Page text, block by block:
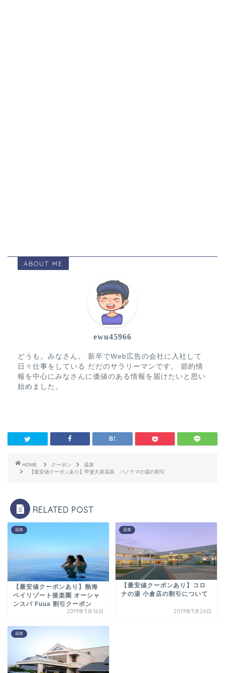
ABOUT ME
ewu45966
どうも。みなさん。 新卒でWeb広告の会社に入社して
日々仕事をしている だだのサラリーマンです。 節約情
報を中心にみなさんに価値のある情報を届けたいと思い
始めました。
HOME クーポン
温泉
【最安値クーポンあり】甲斐大泉温泉 パノラマの湯の割引
RELATED POST
温泉
【最安値クーポンあり】熱海
ベイリゾート後楽園 オーシャ
ンスパ Fuua 割引クーポン
2019年5月16日
温泉
【最安値クーポンあり】コロ
ナの湯 小倉店の割引について
2019年5月26日
温泉